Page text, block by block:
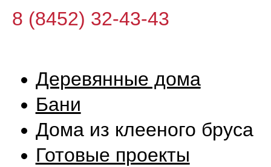
8 (8452) 32-43-43
Деревянные дома
Бани
Дома из клееного бруса
Готовые проекты